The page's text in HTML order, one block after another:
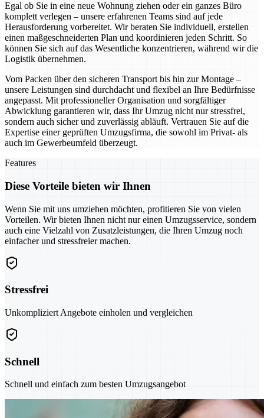
Egal ob Sie in eine neue Wohnung ziehen oder ein ganzes Büro
komplett verlegen – unsere erfahrenen Teams sind auf jede
Herausforderung vorbereitet. Wir beraten Sie individuell, erstellen
einen maßgeschneiderten Plan und koordinieren jeden Schritt. So
können Sie sich auf das Wesentliche konzentrieren, während wir die
Logistik übernehmen.
Vom Packen über den sicheren Transport bis hin zur Montage –
unsere Leistungen sind durchdacht und flexibel an Ihre Bedürfnisse
angepasst. Mit professioneller Organisation und sorgfältiger
Abwicklung garantieren wir, dass Ihr Umzug nicht nur stressfrei,
sondern auch sicher und zuverlässig abläuft. Vertrauen Sie auf die
Expertise einer geprüften Umzugsfirma, die sowohl im Privat- als
auch im Gewerbeumfeld überzeugt.
Features
Diese Vorteile bieten wir Ihnen
Wenn Sie mit uns umziehen möchten, profitieren Sie von vielen
Vorteilen. Wir bieten Ihnen nicht nur einen Umzugsservice, sondern
auch eine Vielzahl von Zusatzleistungen, die Ihren Umzug noch
einfacher und stressfreier machen.
Stressfrei
Unkompliziert Angebote einholen und vergleichen
Schnell
Schnell und einfach zum besten Umzugsangebot